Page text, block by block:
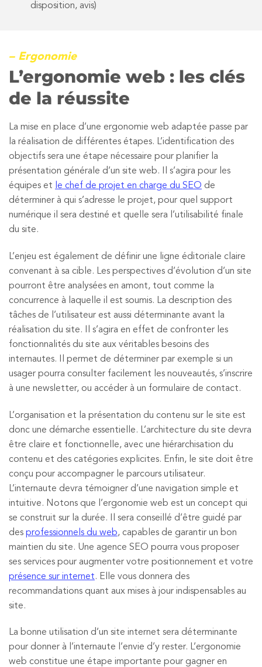
disposition, avis)
– Ergonomie
L’ergonomie web : les clés
de la réussite
La mise en place d’une ergonomie web adaptée passe par
la réalisation de différentes étapes. L’identification des
objectifs sera une étape nécessaire pour planifier la
présentation générale d’un site web. Il s’agira pour les
équipes et le chef de projet en charge du SEO de
déterminer à qui s’adresse le projet, pour quel support
numérique il sera destiné et quelle sera l’utilisabilité finale
du site.
L’enjeu est également de définir une ligne éditoriale claire
convenant à sa cible. Les perspectives d’évolution d’un site
pourront être analysées en amont, tout comme la
concurrence à laquelle il est soumis. La description des
tâches de l’utilisateur est aussi déterminante avant la
réalisation du site. Il s’agira en effet de confronter les
fonctionnalités du site aux véritables besoins des
internautes. Il permet de déterminer par exemple si un
usager pourra consulter facilement les nouveautés, s’inscrire
à une newsletter, ou accéder à un formulaire de contact.
L’organisation et la présentation du contenu sur le site est
donc une démarche essentielle. L’architecture du site devra
être claire et fonctionnelle, avec une hiérarchisation du
contenu et des catégories explicites. Enfin, le site doit être
conçu pour accompagner le parcours utilisateur.
L’internaute devra témoigner d’une navigation simple et
intuitive. Notons que l’ergonomie web est un concept qui
se construit sur la durée. Il sera conseillé d’être guidé par
des professionnels du web, capables de garantir un bon
maintien du site. Une agence SEO pourra vous proposer
ses services pour augmenter votre positionnement et votre
présence sur internet. Elle vous donnera des
recommandations quant aux mises à jour indispensables au
site.
La bonne utilisation d’un site internet sera déterminante
pour donner à l’internaute l’envie d’y rester. L’ergonomie
web constitue une étape importante pour gagner en